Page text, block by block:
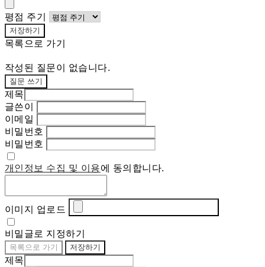
평점 주기
저장하기
목록으로 가기
작성된 질문이 없습니다.
질문 쓰기
제목
글쓴이
이메일
비밀번호
비밀번호
개인정보 수집 및 이용에 동의합니다.
이미지 업로드
비밀글로 지정하기
목록으로 가기 저장하기
제목